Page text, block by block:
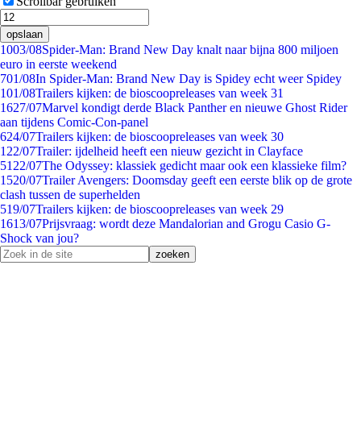
opslaan
1003/08Spider-Man: Brand New Day knalt naar bijna 800 miljoen
euro in eerste weekend
701/08In Spider-Man: Brand New Day is Spidey echt weer Spidey
101/08Trailers kijken: de bioscoopreleases van week 31
1627/07Marvel kondigt derde Black Panther en nieuwe Ghost Rider
aan tijdens Comic-Con-panel
624/07Trailers kijken: de bioscoopreleases van week 30
1 22/07Trailer: ijdelheid heeft een nieuw gezicht in Clayface
51 22/07The Odyssey: klassiek gedicht maar ook een klassieke film?
1520/07Trailer Avengers: Doomsday geeft een eerste blik op de grote
clash tussen de superhelden
519/07Trailers kijken: de bioscoopreleases van week 29
1613/07Prijsvraag: wordt deze Mandalorian and Grogu Casio G-
Shock van jou?